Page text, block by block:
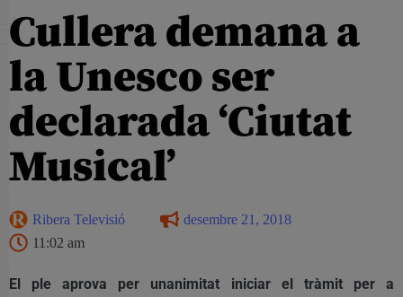
Cullera demana a
la Unesco ser
declarada ‘Ciutat
Musical’
Ribera Televisió
desembre 21, 2018
11:02 am
El ple aprova per unanimitat iniciar el tràmit per a